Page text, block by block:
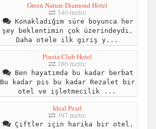
Green Nature Diamond Hotel
340 metre
Konakladığım süre boyunca her
şey beklentimin çok üzerindeydi.
Daha otele ilk giriş y...
Pineta Club Hotel
386 metre
Ben hayatımda bu kadar berbat
Bu kadar pis bu kadar Rezalet bir
otel ve işletmecilik ...
Ideal Pearl
397 metre
Çiftler için harika bir otel.